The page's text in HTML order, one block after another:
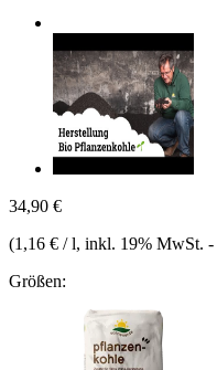
34,90 €
(1,16 € / l, inkl. 19% MwSt. -
Größen: